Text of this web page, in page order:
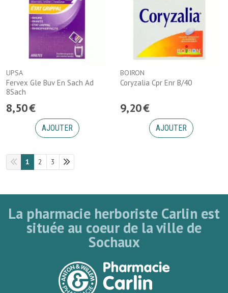
UPSA
Fervex Gle Buv En Sach Ad
8Sach
8,50€
AJOUTER
BOIRON
Coryzalia Cpr Enr B/40
9,20€
AJOUTER
1 2 3
La pharmacie herboriste Carlin est
située au coeur de la ville de
Sochaux